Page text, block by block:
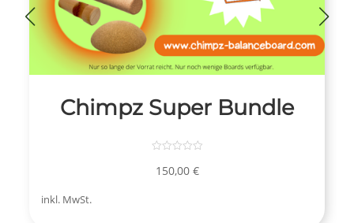
Chimpz Super Bundle
150,00 €
inkl. MwSt.